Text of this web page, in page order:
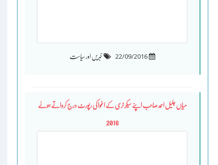
22/09/2016 خبریں اور سیاست
میاں جلیل احمد صاحب اپنے سیکرٹری کے اغوا کی رپورٹ درج کرواتے ہوئے
2016